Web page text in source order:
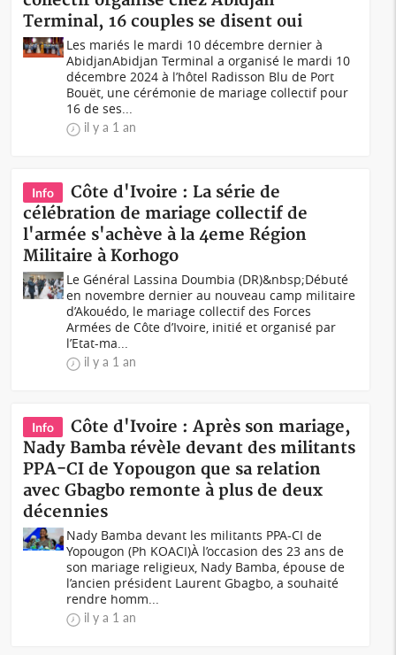
Terminal, 16 couples se disent oui
Les mariés le mardi 10 décembre dernier à
AbidjanAbidjan Terminal a organisé le mardi 10
décembre 2024 à l’hôtel Radisson Blu de Port
Bouët, une cérémonie de mariage collectif pour
16 de ses...
il y a 1 an
Info
Côte d'Ivoire : La série de
célébration de mariage collectif de
l'armée s'achève à la 4eme Région
Militaire à Korhogo
Le Général Lassina Doumbia (DR)&nbsp;Débuté
en novembre dernier au nouveau camp militaire
d’Akouédo, le mariage collectif des Forces
Armées de Côte d’Ivoire, initié et organisé par
l’Etat-ma...
il y a 1 an
Info
Côte d'Ivoire : Après son mariage,
Nady Bamba révèle devant des militants
PPA-CI de Yopougon que sa relation
avec Gbagbo remonte à plus de deux
décennies
Nady Bamba devant les militants PPA-CI de
Yopougon (Ph KOACI)À l’occasion des 23 ans de
son mariage religieux, Nady Bamba, épouse de
l’ancien président Laurent Gbagbo, a souhaité
rendre homm...
il y a 1 an